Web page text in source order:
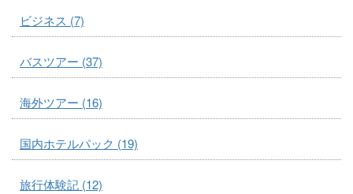
ビジネス (7)
バスツアー (37)
海外ツアー (16)
国内ホテルパック (19)
旅行体験記 (12)